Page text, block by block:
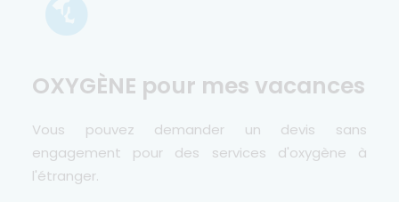
OXYGÈNE pour mes vacances
Vous pouvez demander un devis sans
engagement pour des services d'oxygène à
l'étranger.